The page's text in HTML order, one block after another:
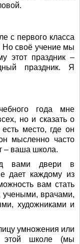
с первого класса
Но своё учение мы
этот праздник –
праздник. Я
года мне
но и сказать о
место, где он
мысленно часто
– ваша школа.
вами двери в
дает каждому из
вам стать
учеными, врачами,
художниками и
умножения или
этой школе (мы